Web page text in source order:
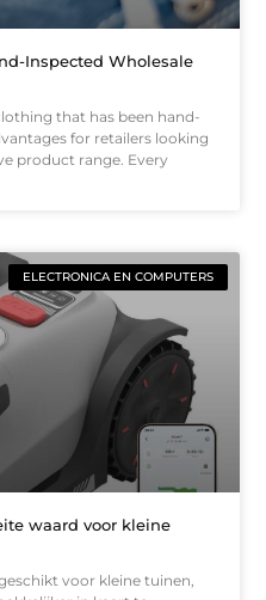
Inspected Wholesale
that has been hand-
for retailers looking
product range. Every
ELECTRONICA EN COMPUTERS
waard voor kleine
voor kleine tuinen,